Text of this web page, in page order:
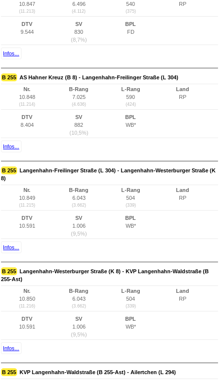
10.847
(11.213)
6.496
(4.112)
540
(375)
RP
DTV
9.544
SV
830
(8,7%)
BPL
FD
Infos...
B 255 AS Hahner Kreuz (B 8) - Langenhahn-Freilinger Straße (L 304)
Nr.
10.848
(11.214)
B-Rang
7.025
(4.636)
L-Rang
590
(424)
Land
RP
DTV
8.404
SV
882
(10,5%)
BPL
WB*
Infos...
B 255 Langenhahn-Freilinger Straße (L 304) - Langenhahn-Westerburger Straße (K
8)
Nr.
10.849
(11.215)
B-Rang
6.043
(3.662)
L-Rang
504
(339)
Land
RP
DTV
10.591
SV
1.006
(9,5%)
BPL
WB*
Infos...
B 255 Langenhahn-Westerburger Straße (K 8) - KVP Langenhahn-Waldstraße (B
255-Ast)
Nr.
10.850
(11.216)
B-Rang
6.043
(3.662)
L-Rang
504
(339)
Land
RP
DTV
10.591
SV
1.006
(9,5%)
BPL
WB*
Infos...
B 255 KVP Langenhahn-Waldstraße (B 255-Ast) - Ailertchen (L 294)